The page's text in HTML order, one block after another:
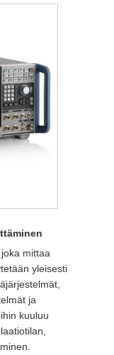
mittaa
yleisesti
ja
kuuluu